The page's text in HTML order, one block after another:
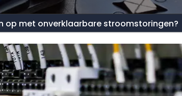
op met onverklaarbare stroomstoringen?